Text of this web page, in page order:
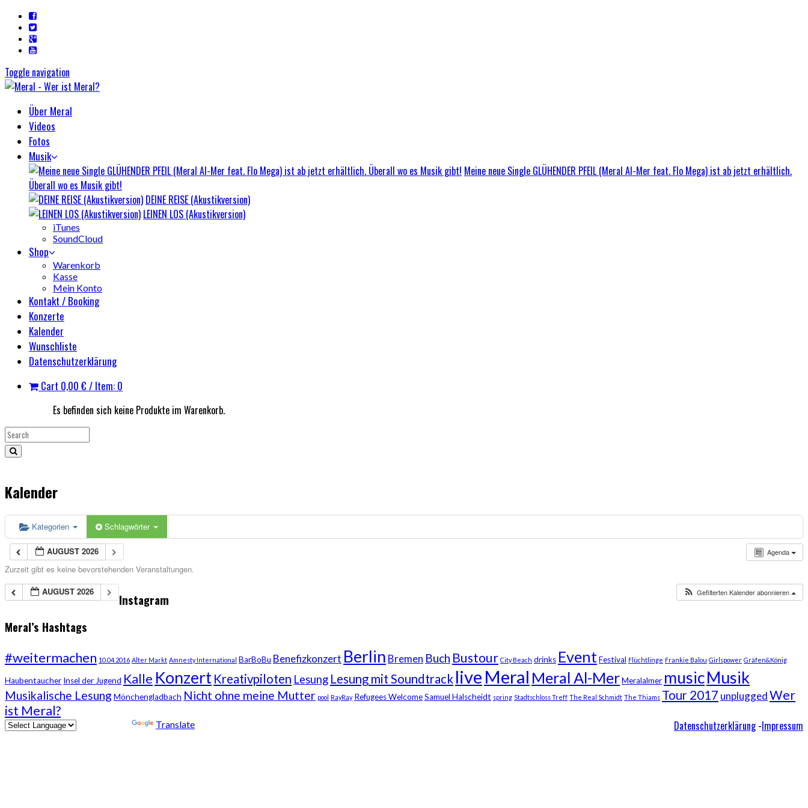
Toggle navigation
Über Meral
Videos
Fotos
Musik
Meine neue Single GLÜHENDER PFEIL (Meral Al-Mer feat. Flo Mega) ist ab jetzt erhältlich.
Überall wo es Musik gibt!
DEINE REISE (Akustikversion)
LEINEN LOS (Akustikversion)
iTunes
SoundCloud
Shop
Warenkorb
Kasse
Mein Konto
Kontakt / Booking
Konzerte
Kalender
Wunschliste
Datenschutzerklärung
Cart 0,00 € / Item: 0
Es befinden sich keine Produkte im Warenkorb.
Kalender
Kategorien Schlagwörter
Agenda
AUGUST 2026
Zurzeit gibt es keine bevorstehenden Veranstaltungen.
AUGUST 2026
Gefilterten Kalender abonnieren
Instagram
Meral’s Hashtags
#weitermachen 10.04.2016 Alter Markt Amnesty International BarBoBu Benefizkonzert Berlin Bremen Buch Bustour City Beach drinks Event Festival Flüchtlinge Frankie Balou Girlspower Gräfen&König
Haubentaucher Insel der Jugend Kalle Konzert Kreativpiloten Lesung Lesung mit Soundtrack live Meral Meral Al-MerMeralalmer musicMusik
Musikalische Lesung Mönchengladbach Nicht ohne meine Mutter pool RayRay Refugees WelcomeSamuel Halscheidt spring Stadtschloss Treff The Real Schmidt The Thiams Tour 2017 unpluggedWer
ist Meral?
Datenschutzerklärung-Impressum
Translate